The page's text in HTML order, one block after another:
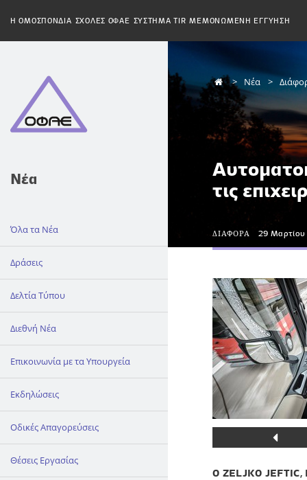
H ΟΜΟΣΠΟΝΔΙΑ ΣΧΟΛΕΣ ΟΦΑΕ ΣΥΣΤΗΜΑ TIR ΜΕΜΟΝΩΜΕΝΗ ΕΓΓΥΗΣΗ
Νέα
Όλα τα Νέα
Δράσεις
Δελτία Τύπου
Διεθνή Νέα
Επικοινωνία με τα Υπουργεία
Εκδηλώσεις
Οδικές Απαγορεύσεις
Θέσεις Εργασίας
Νέα
τις
ΔΙΑΦΟΡΑ 29 Μαρτίου
Ο ZELJKO